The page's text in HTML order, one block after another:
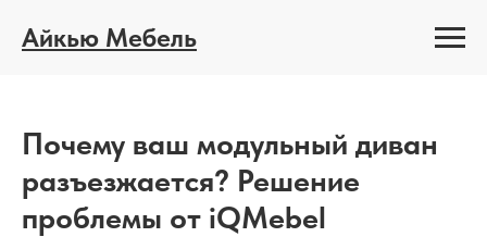
Айкью Мебель
Почему ваш модульный диван
разъезжается? Решение
проблемы от iQMebel